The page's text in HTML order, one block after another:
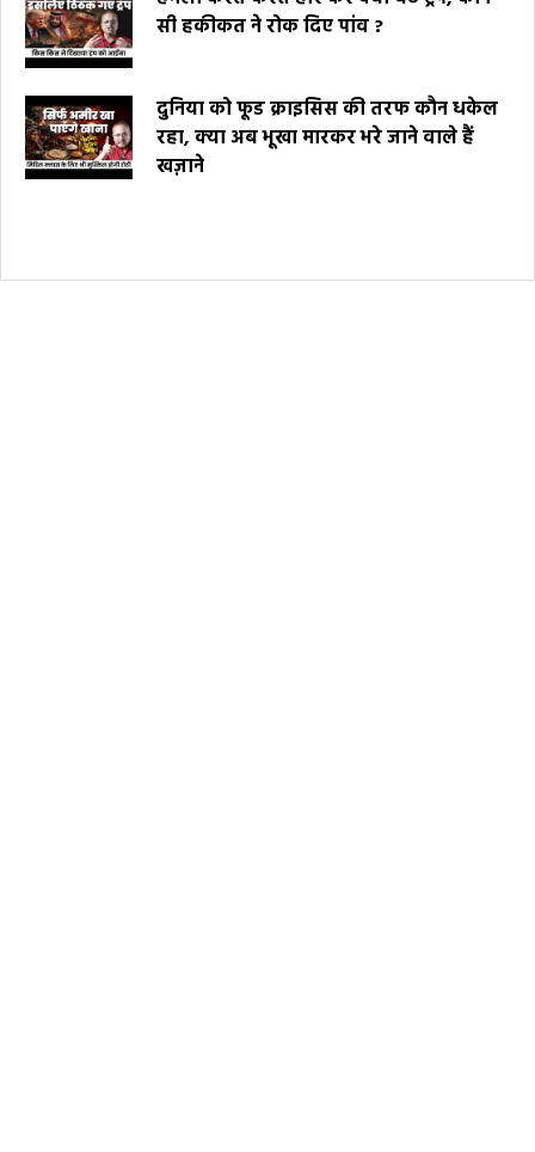
सी हकीकत ने रोक दिए पांव ?
दुनिया को फूड क्राइसिस की तरफ कौन धकेल
रहा, क्या अब भूखा मारकर भरे जाने वाले हैं
खज़ाने